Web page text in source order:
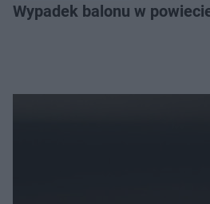
Wypadek balonu w